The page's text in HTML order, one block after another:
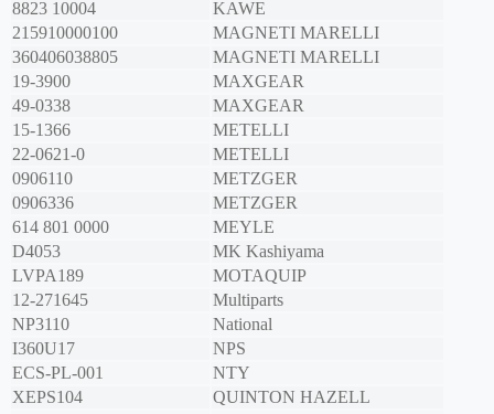
8823 10004
KAWE
215910000100
MAGNETI MARELLI
360406038805
MAGNETI MARELLI
19-3900
MAXGEAR
49-0338
MAXGEAR
15-1366
METELLI
22-0621-0
METELLI
0906110
METZGER
0906336
METZGER
614 801 0000
MEYLE
D4053
MK Kashiyama
LVPA189
MOTAQUIP
12-271645
Multiparts
NP3110
National
I360U17
NPS
ECS-PL-001
NTY
XEPS104
QUINTON HAZELL